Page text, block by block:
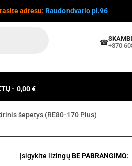
adresu: Raudondvario pl.96
☎+370
0,00 €
šepetys (RE80-170 Plus)
Įsigykite lizingų BE PABRANGIMO: